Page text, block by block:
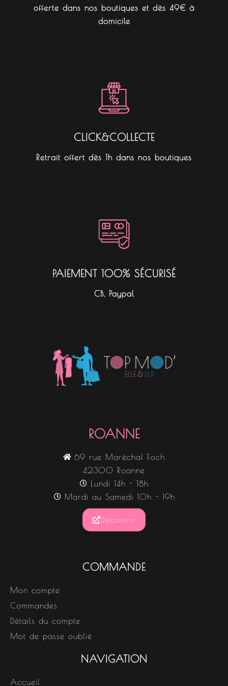
offerte dans nos boutiques et dès 49€ à
domicile
CLICK&COLLECTE
Retrait offert dès 1h dans nos boutiques
PAIEMENT 100% SÉCURISÉ
CB, Paypal
ROANNE
69 rue Maréchal Foch
42300 Roanne
Lundi 14h - 18h
Mardi au Samedi 10h - 19h
Découvrir
COMMANDE
Mon compte
Commandes
Détails du compte
Mot de passe oublié
NAVIGATION
Accueil